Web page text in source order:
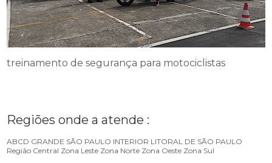
treinamento de segurança para motociclistas
Regiões onde a atende :
ABCD GRANDE SÃO PAULO INTERIOR LITORAL DE SÃO PAULO
Região Central Zona Leste Zona Norte Zona Oeste Zona Sul